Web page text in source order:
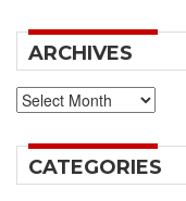
ARCHIVES
Archives
CATEGORIES